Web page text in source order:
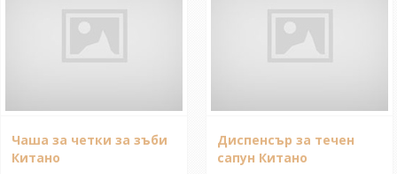
Чаша за четки за зъби
Китано
Диспенсър за течен
сапун Китано